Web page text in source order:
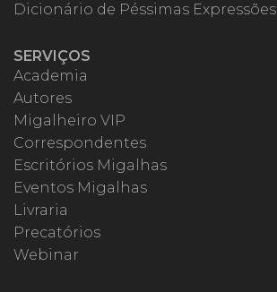
Dicionário de Péssimas Expressões
SERVIÇOS
Academia
Autores
Migalheiro VIP
Correspondentes
Escritórios Migalhas
Eventos Migalhas
Livraria
Precatórios
Webinar